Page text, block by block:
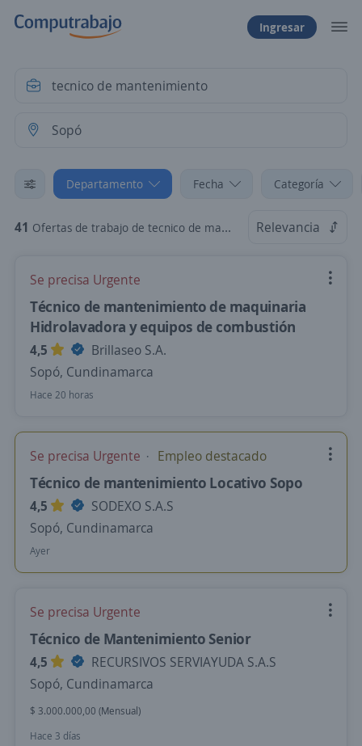
Ingresar
Departamento Fecha Categoría
41 Ofertas de trabajo de tecnico de mantenimiento en Sopó, Cundinamarca Relevancia
Se precisa Urgente
Técnico de mantenimiento de maquinaria
Hidrolavadora y equipos de combustión
4,5
Brillaseo S.A.
Sopó, Cundinamarca
Hace 20 horas
Se precisa Urgente Empleo destacado
Técnico de mantenimiento Locativo Sopo
4,5
SODEXO S.A.S
Sopó, Cundinamarca
Ayer
Se precisa Urgente
Técnico de Mantenimiento Senior
4,5
RECURSIVOS SERVIAYUDA S.A.S
Sopó, Cundinamarca
$ 3.000.000,00 (Mensual)
Hace 3 días